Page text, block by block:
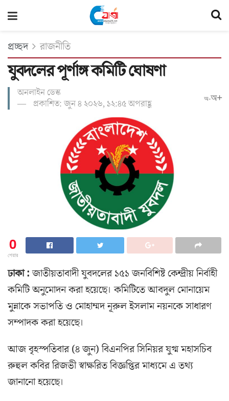
প্রচ্ছদ রাজনীতি
যুবদলের পূর্ণাঙ্গ কমিটি ঘোষণা
অনলাইন ডেস্ক
প্রকাশিত: জুন ৪ ২০২৬, ১২:৪৫ অপরাহ্ণ
অ-অ+
0
শেয়ার
ঢাকা :জাতীয়তাবাদী যুবদলের ১৫১ জনবিশিষ্ট কেন্দ্রীয় নির্বাহী
কমিটি অনুমোদন করা হয়েছে। কমিটিতে আবদুল মোনায়েম
মুন্নাকে সভাপতি ও মোহাম্মদ নূরুল ইসলাম নয়নকে সাধারণ
সম্পাদক করা হয়েছে।
আজ বৃহস্পতিবার (৪ জুন) বিএনপির সিনিয়র যুগ্ম মহাসচিব
রুহুল কবির রিজভী স্বাক্ষরিত বিজ্ঞপ্তির মাধ্যমে এ তথ্য
জানানো হয়েছে।